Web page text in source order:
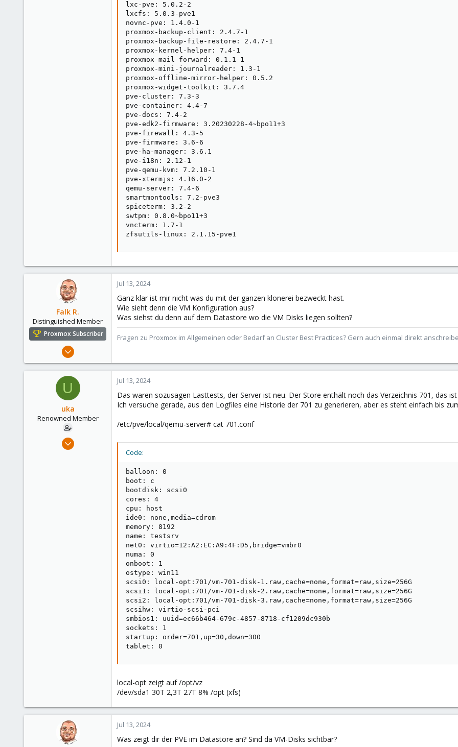
lxc-pve: 5.0.2-2
lxcfs: 5.0.3-pve1
novnc-pve: 1.4.0-1
proxmox-backup-client: 2.4.7-1
proxmox-backup-file-restore: 2.4.7-1
proxmox-kernel-helper: 7.4-1
proxmox-mail-forward: 0.1.1-1
proxmox-mini-journalreader: 1.3-1
proxmox-offline-mirror-helper: 0.5.2
proxmox-widget-toolkit: 3.7.4
pve-cluster: 7.3-3
pve-container: 4.4-7
pve-docs: 7.4-2
pve-edk2-firmware: 3.20230228-4~bpo11+3
pve-firewall: 4.3-5
pve-firmware: 3.6-6
pve-ha-manager: 3.6.1
pve-i18n: 2.12-1
pve-qemu-kvm: 7.2.10-1
pve-xtermjs: 4.16.0-2
qemu-server: 7.4-6
smartmontools: 7.2-pve3
spiceterm: 3.2-2
swtpm: 0.8.0~bpo11+3
vncterm: 1.7-1
zfsutils-linux: 2.1.15-pve1
Falk R.
Distinguished Member
Proxmox Subscriber
Aug 2, 2021
2,915
Jul 13, 2024
Ganz klar ist mir nicht was du mit der ganzen klonerei bezweckt hast.
Wie sieht denn die VM Konfiguration aus?
Was siehst du denn auf dem Datastore wo die VM Disks liegen sollten?
Fragen zu Proxmox im Allgemeinen oder Bedarf an Cluster Best Practices? Gern auch einmal direkt
U
uka
Renowned Member
Apr 29, 2014
Jul 13, 2024
Das waren sozusagen Lasttests, der Server ist neu. Der Store enthält noch das Verzeichnis 701, das
Ich versuche gerade, aus den Logfiles eine Historie der 701 zu generieren, aber es steht einfach bis
/etc/pve/local/qemu-server# cat 701.conf
Code:
balloon: 0
boot: c
bootdisk: scsi0
cores: 4
cpu: host
ide0: none,media=cdrom
memory: 8192
name: testsrv
net0: virtio=12:A2:EC:A9:4F:D5,bridge=vmbr0
numa: 0
onboot: 1
ostype: win11
scsi0: local-opt:701/vm-701-disk-1.raw,cache=none,format=raw,size=256G
scsi1: local-opt:701/vm-701-disk-2.raw,cache=none,format=raw,size=256G
scsi2: local-opt:701/vm-701-disk-3.raw,cache=none,format=raw,size=256G
scsihw: virtio-scsi-pci
smbios1: uuid=ec66b464-679c-4857-8718-cf1209dc930b
sockets: 1
startup: order=701,up=30,down=300
tablet: 0
local-opt zeigt auf /opt/vz
/dev/sda1 30T 2,3T 27T 8% /opt (xfs)
Jul 13, 2024
Was zeigt dir der PVE im Datastore an? Sind da VM-Disks sichtbar?